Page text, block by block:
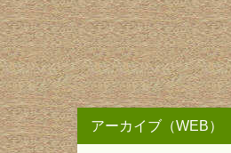
アーカイブ（WEB）